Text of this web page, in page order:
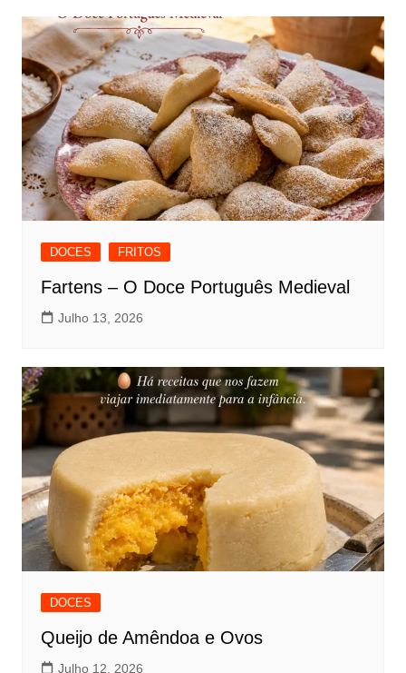
DOCES FRITOS
Fartens – O Doce Português Medieval
Julho 13, 2026
DOCES
Queijo de Amêndoa e Ovos
Julho 12, 2026